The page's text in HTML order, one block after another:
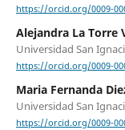
https://orcid.org/0009-
Alejandra La Torre
Universidad San
https://orcid.org/0009-
Maria Fernanda
Universidad San
https://orcid.org/0009-